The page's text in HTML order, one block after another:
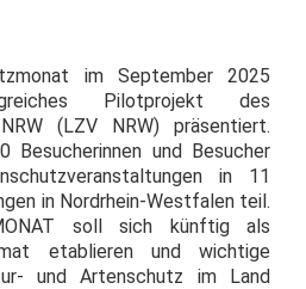
im September 2025
Pilotprojekt des
(LZV NRW) präsentiert.
Besucherinnen und Besucher
in 11
in Nordrhein-Westfalen teil.
soll sich künftig als
etablieren und wichtige
und Artenschutz im Land